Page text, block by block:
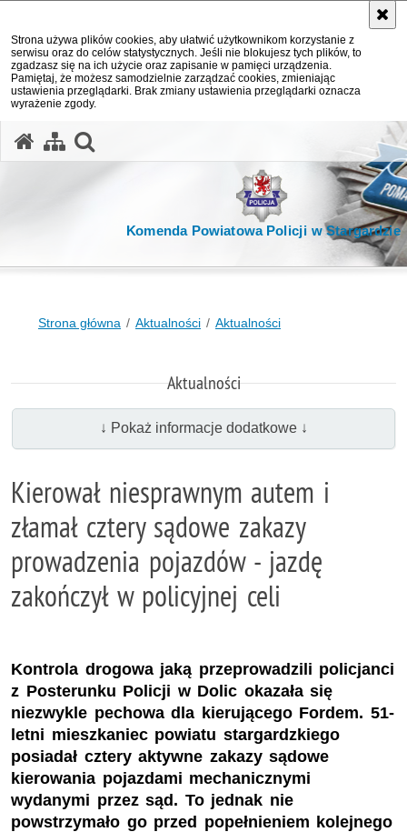
Strona używa plików cookies, aby ułatwić użytkownikom korzystanie z
serwisu oraz do celów statystycznych. Jeśli nie blokujesz tych plików, to
zgadzasz się na ich użycie oraz zapisanie w pamięci urządzenia.
Pamiętaj, że możesz samodzielnie zarządzać cookies, zmieniając
ustawienia przeglądarki. Brak zmiany ustawienia przeglądarki oznacza
wyrażenie zgody.
Komenda Powiatowa Policji w Stargardzie
Strona główna Aktualności Aktualności
Aktualności
↓ Pokaż informacje dodatkowe ↓
Kierował niesprawnym autem i
złamał cztery sądowe zakazy
prowadzenia pojazdów - jazdę
zakończył w policyjnej celi
Kontrola drogowa jaką przeprowadzili policjanci
z Posterunku Policji w Dolic okazała się
niezwykle pechowa dla kierującego Fordem. 51-
letni mieszkaniec powiatu stargardzkiego
posiadał cztery aktywne zakazy sądowe
kierowania pojazdami mechanicznymi
wydanymi przez sąd. To jednak nie
powstrzymało go przed popełnieniem kolejnego